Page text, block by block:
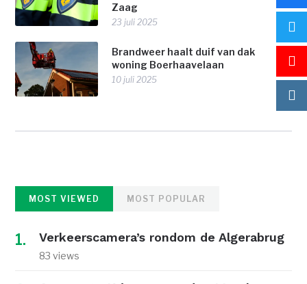
Zaag
23 juli 2025
Brandweer haalt duif van dak
woning Boerhaavelaan
10 juli 2025
MOST VIEWED MOST POPULAR
Verkeerscamera’s rondom de Algerabrug
83 views